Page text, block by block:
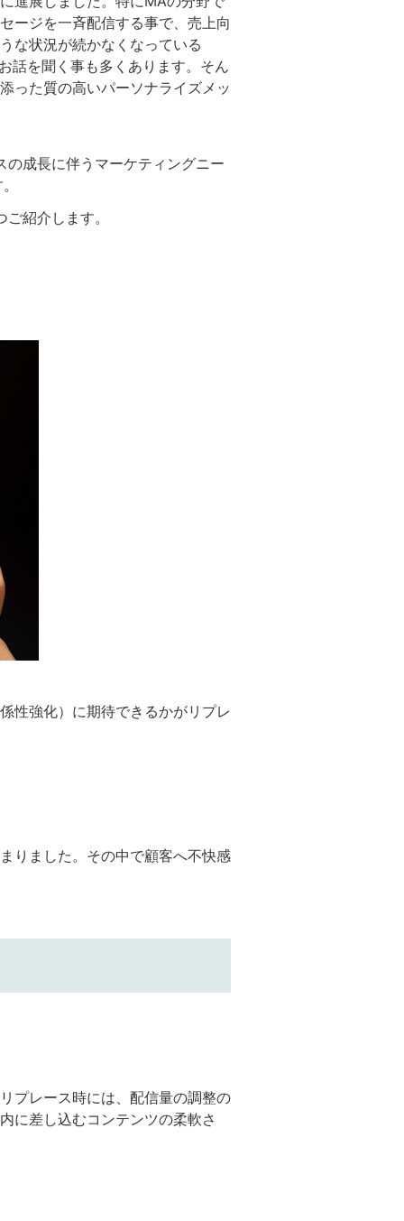
ージを一斉配信する事で、売上向
な状況が続かなくなっている
を聞く事も多くあります。 そん
った質の高いパーソナライズメッ
成長に伴うマーケティングニー
紹介します。
性強化）に期待できるかがリプレ
りました。その中で顧客へ不快感
プレース時には、配信量の調整の
に差し込むコンテンツの柔軟さ